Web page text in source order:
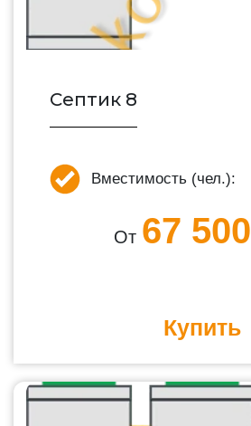
Септик 8
Вместимость (чел.):
От 67 500
Купить